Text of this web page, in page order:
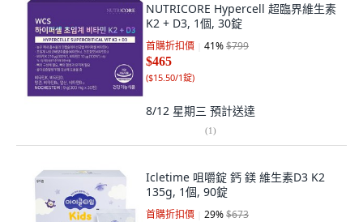
NUTRICORE Hypercell 超臨界維生素
K2 + D3, 1個, 30錠
首購折扣價 41%$799
$465
($15.50/1錠)
8/12 星期三 預計送達
(1)
Icletime 咀嚼錠 鈣 鎂 維生素D3 K2
135g, 1個, 90錠
首購折扣價 29%$673